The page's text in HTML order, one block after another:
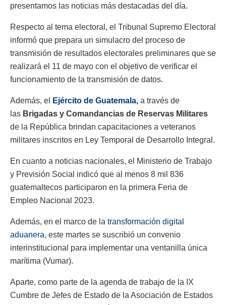
presentamos las noticias más destacadas del día.
Respecto al tema electoral, el Tribunal Supremo Electoral
informó que prepara un simulacro del proceso de
transmisión de resultados electorales preliminares que se
realizará el 11 de mayo con el objetivo de verificar el
funcionamiento de la transmisión de datos.
Además, el Ejército de Guatemala, a través de
las Brigadas y Comandancias de Reservas Militares
de la República brindan capacitaciones a veteranos
militares inscritos en Ley Temporal de Desarrollo Integral.
En cuanto a noticias nacionales, el Ministerio de Trabajo
y Previsión Social indicó que al menos 8 mil 836
guatemaltecos participaron en la primera Feria de
Empleo Nacional 2023.
Además, en el marco de la transformación digital
aduanera, este martes se suscribió un convenio
interinstitucional para implementar una ventanilla única
marítima (Vumar).
Aparte, como parte de la agenda de trabajo de la IX
Cumbre de Jefes de Estado de la Asociación de Estados